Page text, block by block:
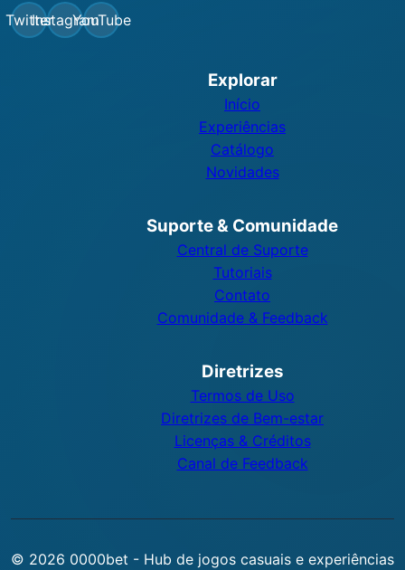
TwitterInstagramYouTube
Explorar
Início
Experiências
Catálogo
Novidades
Suporte & Comunidade
Central de Suporte
Tutoriais
Contato
Comunidade & Feedback
Diretrizes
Termos de Uso
Diretrizes de Bem-estar
Licenças & Créditos
Canal de Feedback
© 2026 0000bet - Hub de jogos casuais e experiências